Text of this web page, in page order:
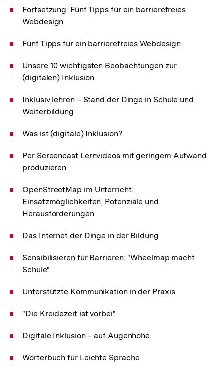
Fortsetzung: Fünf Tipps für ein barrierefreies
Webdesign
Fünf Tipps für ein barrierefreies Webdesign
Unsere 10 wichtigsten Beobachtungen zur
(digitalen) Inklusion
Inklusiv lehren – Stand der Dinge in Schule und
Weiterbildung
Was ist (digitale) Inklusion?
Per Screencast Lernvideos mit geringem Aufwand
produzieren
OpenStreetMap im Unterricht:
Einsatzmöglichkeiten, Potenziale und
Herausforderungen
Das Internet der Dinge in der Bildung
Sensibilisieren für Barrieren: "Wheelmap macht
Schule"
Unterstützte Kommunikation in der Praxis
"Die Kreidezeit ist vorbei"
Digitale Inklusion – auf Augenhöhe
Wörterbuch für Leichte Sprache